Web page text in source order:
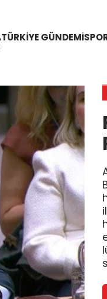
TÜRKIYE GÜNDEMI